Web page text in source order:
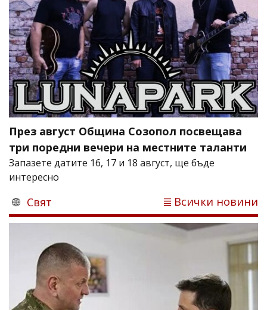
През август Община Созопол посвещава
три поредни вечери на местните таланти
Запазете датите 16, 17 и 18 август, ще бъде
интересно
Свят Всички новини